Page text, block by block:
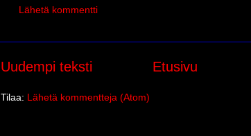
Lähetä kommentti
Uudempi teksti Etusivu
Tilaa: Lähetä kommentteja (Atom)